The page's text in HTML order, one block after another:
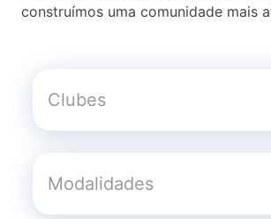
construímos uma comunidade mais